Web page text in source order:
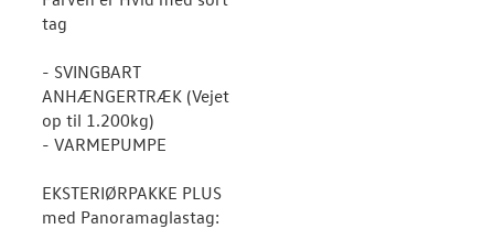
tag
- SVINGBART
ANHÆNGERTRÆK (Vejet
op til 1.200kg)
- VARMEPUMPE
EKSTERIØRPAKKE PLUS
med Panoramaglastag: